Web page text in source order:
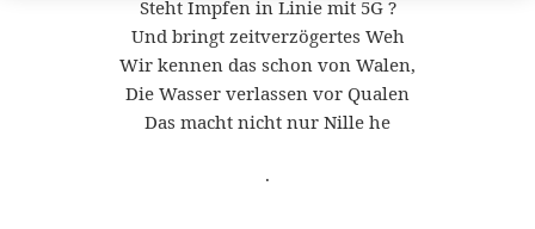
Steht Impfen in Linie mit 5G ?
Und bringt zeitverzögertes Weh
Wir kennen das schon von Walen,
Die Wasser verlassen vor Qualen
Das macht nicht nur Nille he
·